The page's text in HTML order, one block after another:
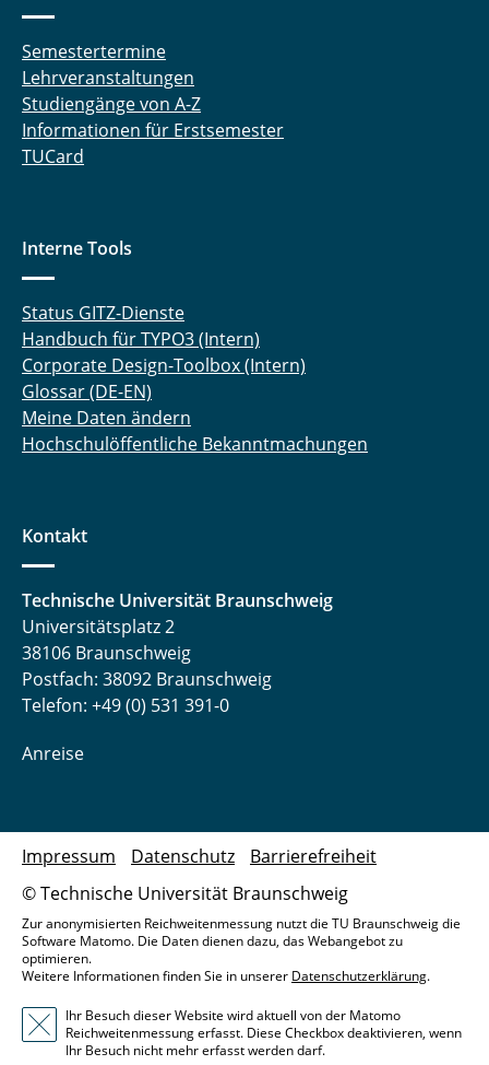
Semestertermine
Lehrveranstaltungen
Studiengänge von A-Z
Informationen für Erstsemester
TUCard
Interne Tools
Status GITZ-Dienste
Handbuch für TYPO3 (Intern)
Corporate Design-Toolbox (Intern)
Glossar (DE-EN)
Meine Daten ändern
Hochschulöffentliche Bekanntmachungen
Kontakt
Technische Universität Braunschweig
Universitätsplatz 2
38106 Braunschweig
Postfach: 38092 Braunschweig
Telefon: +49 (0) 531 391-0
Anreise
© Technische Universität Braunschweig
Impressum Datenschutz Barrierefreiheit
Zur anonymisierten Reichweitenmessung nutzt die TU Braunschweig die
Software Matomo. Die Daten dienen dazu, das Webangebot zu
optimieren.
Weitere Informationen finden Sie in unserer Datenschutzerklärung.
Ihr Besuch dieser Website wird aktuell von der Matomo
Reichweitenmessung erfasst. Diese Checkbox deaktivieren, wenn
Ihr Besuch nicht mehr erfasst werden darf.